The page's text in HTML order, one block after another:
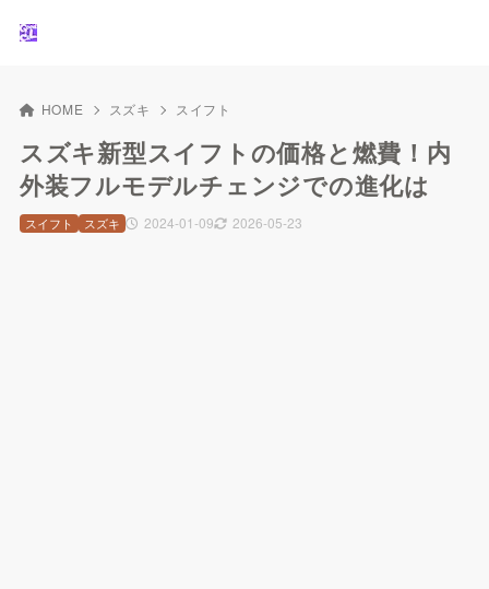
HOME スズキ スイフト
スズキ新型スイフトの価格と燃費！内
外装フルモデルチェンジでの進化は
2024-01-09 2026-05-23
スイフト スズキ